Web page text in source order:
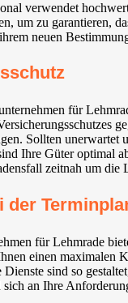
verwendet
um zu garantieren,
neuen
für
Sollten unerwartet
Ihre Güter optimal
zeitnah um die
der
für Lehmrade
einen maximalen
sind so
an Ihre